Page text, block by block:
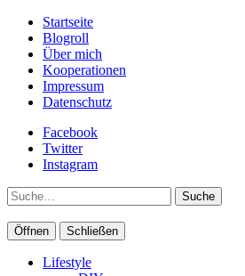
Startseite
Blogroll
Über mich
Kooperationen
Impressum
Datenschutz
Facebook
Twitter
Instagram
Suche
Öffnen Schließen
Lifestyle